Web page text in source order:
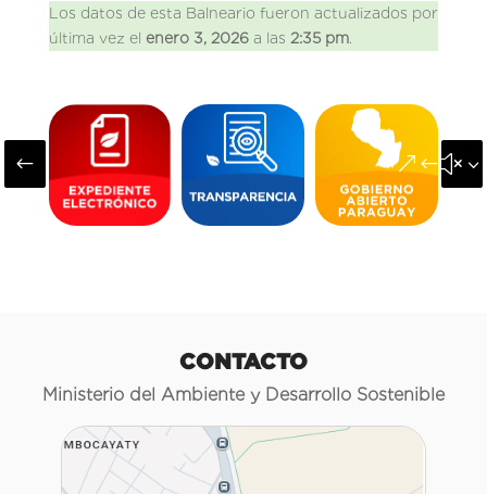
Los datos de esta Balneario fueron actualizados por
última vez el enero 3, 2026a las 2:35 pm.
#
CONTACTO
Ministerio del Ambiente y Desarrollo Sostenible